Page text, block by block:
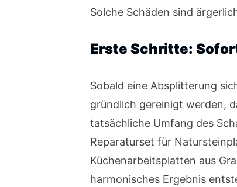
Solche Schäden sind
Erste Schritte:
Sobald eine Absplitterung
gründlich gereinigt werden,
tatsächliche Umfang des
Reparaturset für
Küchenarbeitsplatten aus
harmonisches Ergebnis